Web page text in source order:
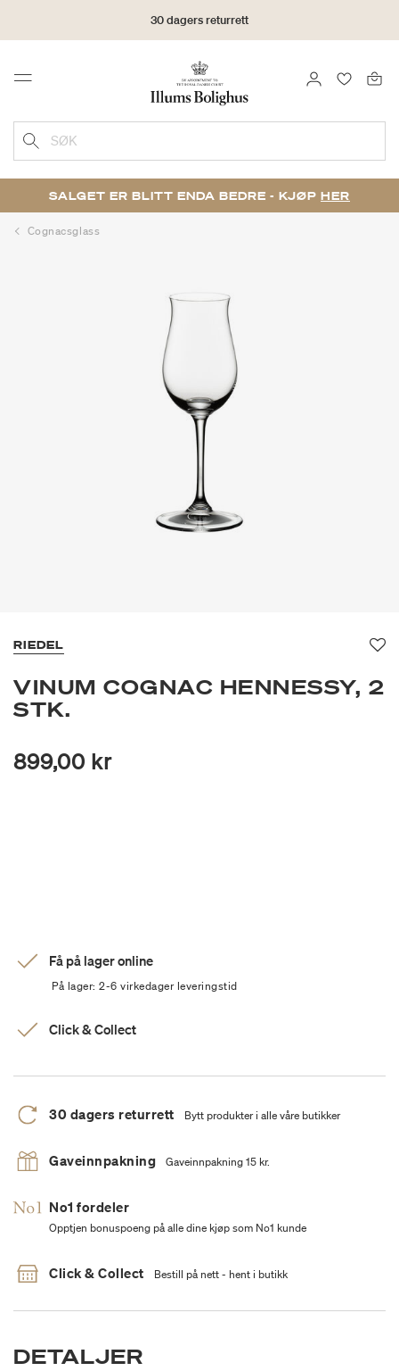
30 dagers returrett
Menu LOGG INN
SØK
SALGET ER BLITT ENDA BEDRE - KJØP HER
Cognacsglass
RIEDEL
VINUM COGNAC HENNESSY, 2
STK.
899,00 kr
Få på lager online
På lager: 2-6 virkedager leveringstid
Click & Collect
30 dagers returrett Bytt produkter i alle våre butikker
Gaveinnpakning Gaveinnpakning 15 kr.
No1 fordeler
Opptjen bonuspoeng på alle dine kjøp som No1 kunde
Click & Collect Bestill på nett - hent i butikk
DETALJER